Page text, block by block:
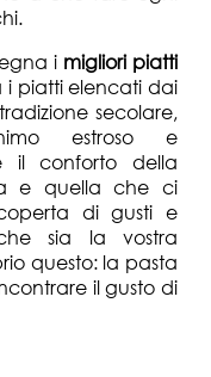
i migliori piatti
i piatti elencati dai
secolare,
estroso e
il conforto della
e quella che ci
di gusti e
sia la vostra
questo: la pasta
il gusto di